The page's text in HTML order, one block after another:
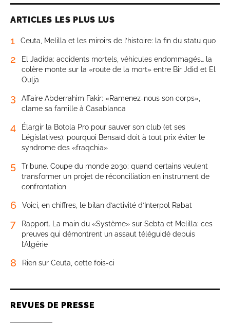
ARTICLES LES PLUS LUS
1 Ceuta, Melilla et les miroirs de l’histoire: la fin du statu quo
2
El Jadida: accidents mortels, véhicules endommagés… la
colère monte sur la «route de la mort» entre Bir Jdid et El
Oulja
3
Affaire Abderrahim Fakir: «Ramenez-nous son corps»,
clame sa famille à Casablanca
4
Élargir la Botola Pro pour sauver son club (et ses
Législatives): pourquoi Bensaïd doit à tout prix éviter le
syndrome des «fraqchia»
5
Tribune. Coupe du monde 2030: quand certains veulent
transformer un projet de réconciliation en instrument de
confrontation
6 Voici, en chiffres, le bilan d’activité d’Interpol Rabat
7
Rapport. La main du «Système» sur Sebta et Melilla: ces
preuves qui démontrent un assaut téléguidé depuis
l’Algérie
8 Rien sur Ceuta, cette fois-ci
REVUES DE PRESSE